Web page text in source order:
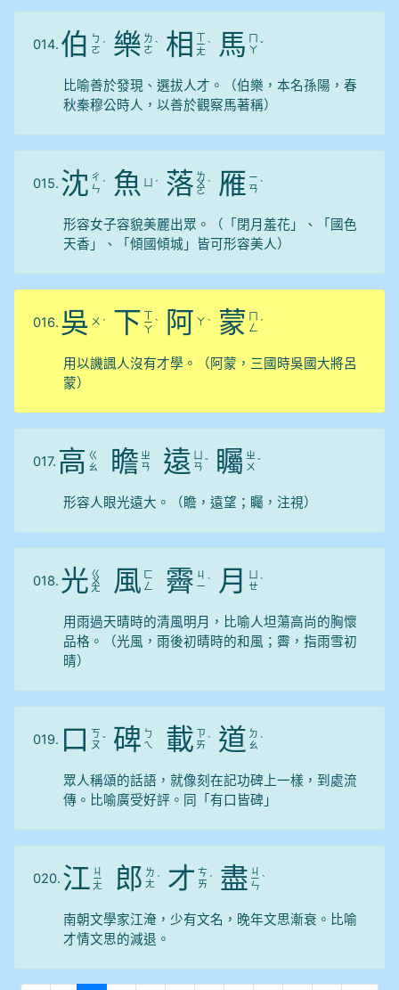
014. 伯 ㄅ
ㄛ ˊ 樂 ㄌ
ㄜ ˋ 相 ㄒ
ㄧ
ㄤ
ˋ 馬 ㄇ
ㄚ ˇ
比喻善於發現、選拔人才。（伯樂，本名孫陽，春
秋秦穆公時人，以善於觀察馬著稱）
015. 沈 ㄔ
ㄣ ˊ 魚 ˊ 落 ㄌ
ㄨ
ㄛ
ˋ 雁 ㄧ
ㄢ ˋ
形容女子容貌美麗出眾。（「閉月羞花」、「國色
天香」、「傾國傾城」皆可形容美人）
016. 吳 ㄨ ˊ 下 ㄒ
ㄧ
ㄚ
ˋ 阿 ㄚ ˋ 蒙 ㄇ
ㄥ ˊ
用以譏諷人沒有才學。（阿蒙，三國時吳國大將呂
蒙）
017. 高 ㄍ
ㄠ
瞻 ㄓ
ㄢ
遠 ㄢ ˇ 矚 ㄓ
ㄨ ˇ
形容人眼光遠大。（瞻，遠望；矚，注視）
018. 光 ㄍ
ㄨ
ㄤ 風 ㄈ
ㄥ
霽 ㄐ
ㄧ ˋ 月
ㄝˋ
用雨過天晴時的清風明月，比喻人坦蕩高尚的胸懷
品格。（光風，雨後初晴時的和風；霽，指雨雪初
晴）
019. 口 ㄎ
ㄡ ˇ 碑 ㄅ
ㄟ
載 ㄗ
ㄞ ˋ 道 ㄉ
ㄠ ˋ
眾人稱頌的話語，就像刻在記功碑上一樣，到處流
傳。比喻廣受好評。同「有口皆碑」
020. 江 ㄐ
ㄧ
ㄤ 郎 ㄌ
ㄤ ˊ 才 ㄘ
ㄞ ˊ 盡 ㄐ
ㄧ
ㄣ
ˋ
南朝文學家江淹，少有文名，晚年文思漸衰。比喻
才情文思的減退。